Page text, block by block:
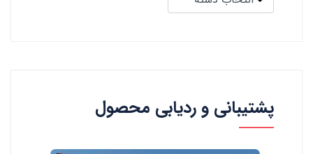
پشتیبانی و ردیابی محصول